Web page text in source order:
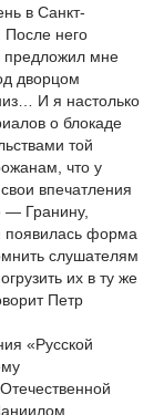
в Санкт-
него
предложил мне
дворцом
И я настолько
о блокаде
той
что у
впечатления
— Гранину,
появилась форма
слушателям
их в ту же
Петр
«Русской